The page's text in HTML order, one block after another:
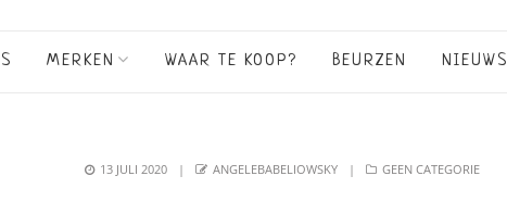
MERKEN WAAR TE KOOP? BEURZEN NIEUWS
POSTED
13 JULI 2020 AUTHOR
ANGELEBABELIOWSKY CATEGORIES
GEEN CATEGORIE